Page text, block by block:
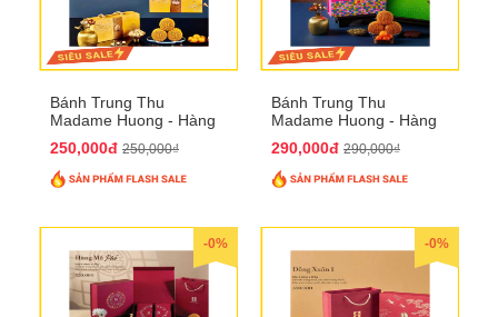
Bánh Trung Thu
Madame Huong - Hàng
250,000đ 250,000₫
Bánh Trung Thu
Madame Huong - Hàng
290,000đ 290,000₫
-0% -0%